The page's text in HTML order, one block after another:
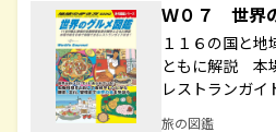
Ｗ０７ 世界
１１６の国と地
ともに解説 本
レストランガイ
旅の図鑑